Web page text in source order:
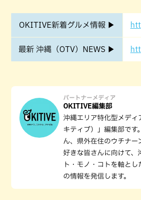
OKITIVE新着グルメ情報 ▶
最新 沖縄（OTV）NEWS ▶
パートナーメディア
OKITIVE編集部
沖縄エリア特化型メディ
キティブ）」編集部です
ん、県外在住のウチナー
好きな皆さんに向けて、
ト・モノ・コトを軸と
の情報を発信します。